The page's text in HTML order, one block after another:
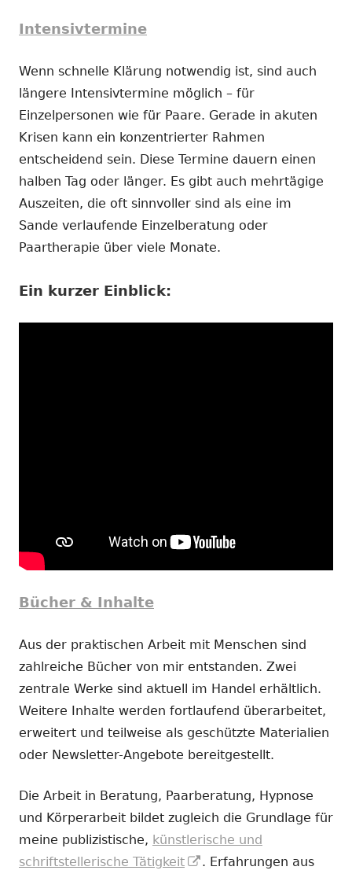
Intensivtermine
Wenn schnelle Klärung notwendig ist, sind auch
längere Intensivtermine möglich – für
Einzelpersonen wie für Paare. Gerade in akuten
Krisen kann ein konzentrierter Rahmen
entscheidend sein. Diese Termine dauern einen
halben Tag oder länger. Es gibt auch mehrtägige
Auszeiten, die oft sinnvoller sind als eine im
Sande verlaufende Einzelberatung oder
Paartherapie über viele Monate.
Ein kurzer Einblick:
Bücher & Inhalte
Aus der praktischen Arbeit mit Menschen sind
zahlreiche Bücher von mir entstanden. Zwei
zentrale Werke sind aktuell im Handel erhältlich.
Weitere Inhalte werden fortlaufend überarbeitet,
erweitert und teilweise als geschützte Materialien
oder Newsletter-Angebote bereitgestellt.
Die Arbeit in Beratung, Paarberatung, Hypnose
und Körperarbeit bildet zugleich die Grundlage für
meine publizistische, künstlerische und
schriftstellerische Tätigkeit
In
. Erfahrungen aus